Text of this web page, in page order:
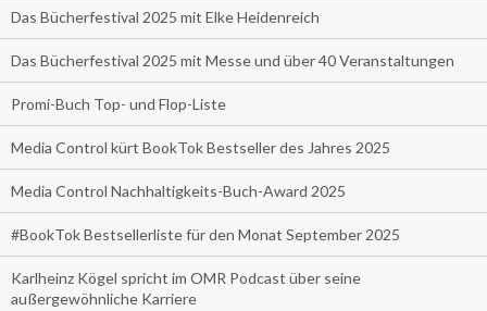
Das Bücherfestival 2025 mit Elke Heidenreich
Das Bücherfestival 2025 mit Messe und über 40 Veranstaltungen
Promi-Buch Top- und Flop-Liste
Media Control kürt BookTok Bestseller des Jahres 2025
Media Control Nachhaltigkeits-Buch-Award 2025
#BookTok Bestsellerliste für den Monat September 2025
Karlheinz Kögel spricht im OMR Podcast über seine
außergewöhnliche Karriere